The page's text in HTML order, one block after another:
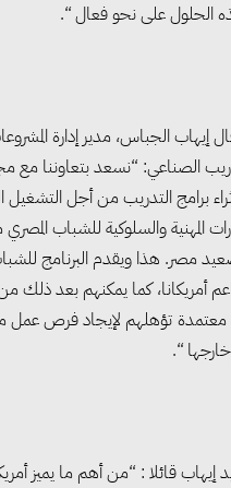
الحلول على نحو فعال “.
إيهاب الجباس، مدير إدارة
الصناعي: “نسعد بتعاوننا مع
برامج التدريب من أجل التشغيل
المهنية والسلوكية للشباب
مصر. هذا ويقدم البرنامج
أمريكانا، كما يمكنهم بعد
معتمدة تؤهلهم لإيجاد فرص عمل
“.
قائلا : “من أهم ما يميز